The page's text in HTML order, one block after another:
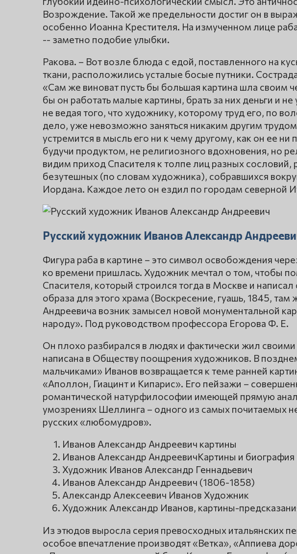
Возрождение. Такой же предельности достиг он в
особенно Иоанна Крестителя. На измученном лице
-- заметно подобие улыбки.
Ракова. – Вот возле блюда с едой, поставленного на
ткани, расположились усталые босые путники.
«Сам же виноват пусть бы большая картина шла своим
бы он работать малые картины, брать за них деньги и
не ведая того, что художнику, которому труд его, по
дело, уже невозможно заняться никаким другим
устремится в мысль его ни к чему другому, как он ее ни
будучи продуктом, не религиозного вдохновения, но
видим приход Спасителя к толпе лиц разных сословий,
безутешных (по словам художника), собравшихся
Иордана. Каждое лето он ездил по городам северной
Русский художник Иванов Александр
Фигура раба в картине – это символ освобождения
ко времени пришлась. Художник мечтал о том, чтобы
Спасителя, который строился тогда в Москве и
образа для этого храма (Воскресение, гуашь, 1845, там
Андреевича возник замысел новой монументальной
народу». Под руководством профессора Егорова Ф. Е.
Он плохо разбирался в людях и фактически жил
написана в Обществу поощрения художников. В
мальчиками» Иванов возвращается к теме ранней
«Аполлон, Гиацинт и Кипарис». Его пейзажи –
романтической натурфилософии имеющей прямую
умозрениях Шеллинга – одного из самых почитаемых
русских «любомудров».
Иванов Александр Андреевич картины
Иванов Александр АндреевичКартины и биография
Художник Иванов Александр Геннадьевич
Иванов Александр Андреевич (1806-1858)
Александр Алексеевич Иванов Художник
Художник Александр Иванов, картины-
Из этюдов выросла серия превосходных итальянских
особое впечатление производят «Ветка», «Аппиева